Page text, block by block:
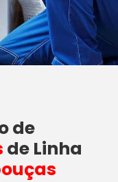
de
de Linha